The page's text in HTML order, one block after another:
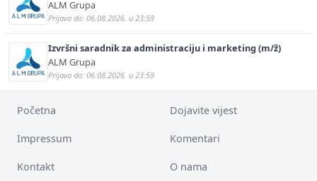
ALM Grupa
Prijava do: 06.08.2026. u 23:59
Izvršni saradnik za administraciju i marketing (m/ž)
ALM Grupa
Prijava do: 06.08.2026. u 23:59
Početna Dojavite vijest
Impressum Komentari
Kontakt O nama